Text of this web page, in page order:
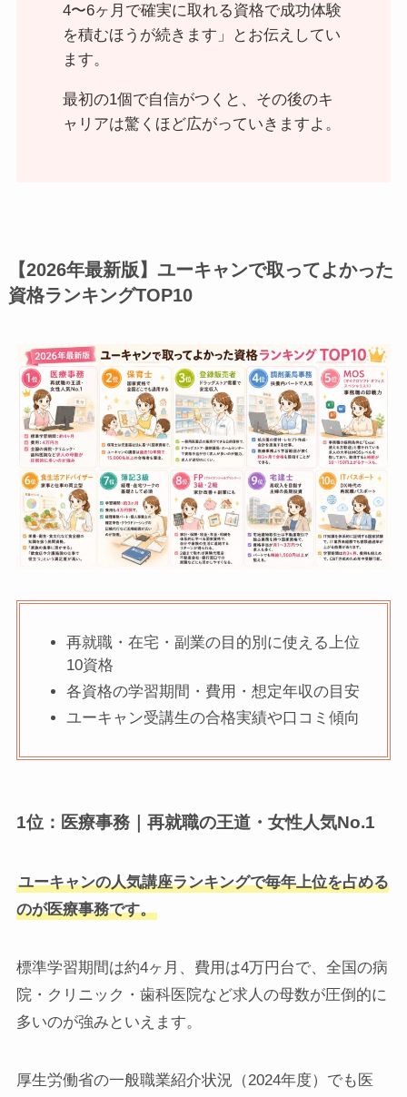
4〜6ヶ月で確実に取れる資格で成功体験
を積むほうが続きます」とお伝えしてい
ます。
最初の1個で自信がつくと、その後のキ
ャリアは驚くほど広がっていきますよ。
【2026年最新版】ユーキャンで取ってよかった
資格ランキングTOP10
再就職・在宅・副業の目的別に使える上位
10資格
各資格の学習期間・費用・想定年収の目安
ユーキャン受講生の合格実績や口コミ傾向
1位：医療事務｜再就職の王道・女性人気No.1
ユーキャンの人気講座ランキングで毎年上位を占める
のが医療事務です。
標準学習期間は約4ヶ月、費用は4万円台で、全国の病
院・クリニック・歯科医院など求人の母数が圧倒的に
多いのが強みといえます。
厚生労働省の一般職業紹介状況（2024年度）でも医